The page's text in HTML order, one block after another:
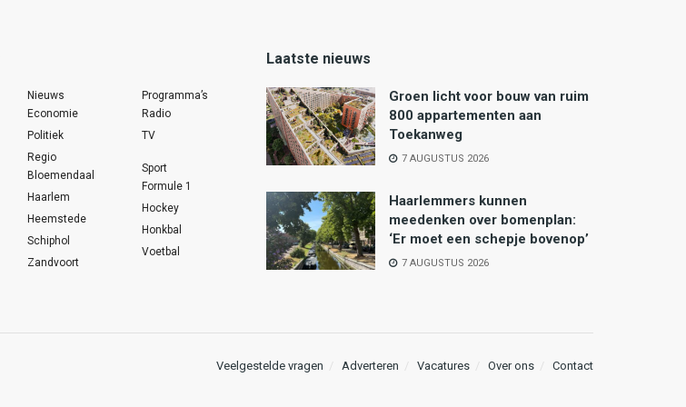
Nieuws
Economie
Politiek
Regio
Bloemendaal
Haarlem
Heemstede
Schiphol
Zandvoort
Programma’s
Radio
TV
Sport
Formule 1
Hockey
Honkbal
Voetbal
Laatste nieuws
Groen licht voor bouw van ruim
800 appartementen aan
Toekanweg
7 AUGUSTUS 2026
Haarlemmers kunnen
meedenken over bomenplan:
‘Er moet een schepje bovenop’
7 AUGUSTUS 2026
Veelgestelde vragen Adverteren Vacatures Over ons Contact